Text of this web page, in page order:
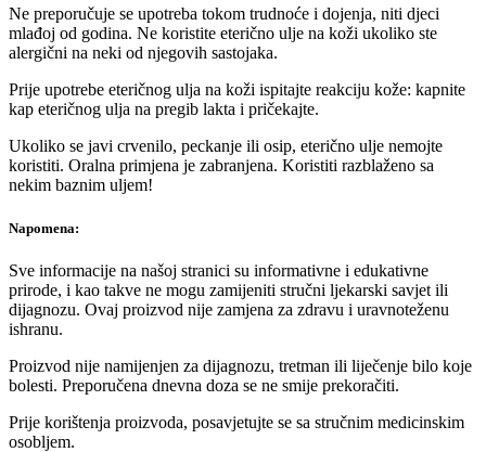
Ne preporučuje se upotreba tokom trudnoće i dojenja, niti djeci
mlađoj od godina. Ne koristite eterično ulje na koži ukoliko ste
alergični na neki od njegovih sastojaka.
Prije upotrebe eteričnog ulja na koži ispitajte reakciju kože: kapnite
kap eteričnog ulja na pregib lakta i pričekajte.
Ukoliko se javi crvenilo, peckanje ili osip, eterično ulje nemojte
koristiti. Oralna primjena je zabranjena. Koristiti razblaženo sa
nekim baznim uljem!
Napomena:
Sve informacije na našoj stranici su informativne i edukativne
prirode, i kao takve ne mogu zamijeniti stručni ljekarski savjet ili
dijagnozu. Ovaj proizvod nije zamjena za zdravu i uravnoteženu
ishranu.
Proizvod nije namijenjen za dijagnozu, tretman ili liječenje bilo koje
bolesti. Preporučena dnevna doza se ne smije prekoračiti.
Prije korištenja proizvoda, posavjetujte se sa stručnim medicinskim
osobljem.